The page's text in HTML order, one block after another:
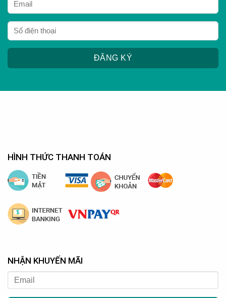
HÌNH THỨC THANH TOÁN
NHẬN KHUYẾN MÃI